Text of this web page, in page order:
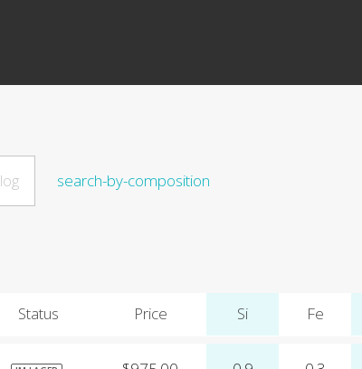
search-by-composition
Status Price Si Fe